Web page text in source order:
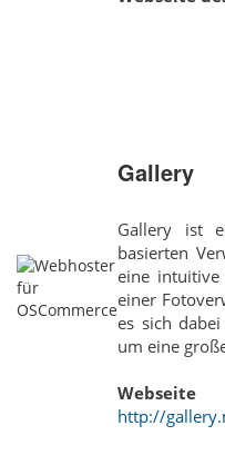
Gallery
Gallery ist
basierten
eine intuitive
einer
es sich
um eine
http://